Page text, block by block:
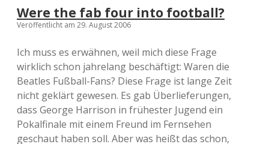
Were the fab four into football?
Veröffentlicht am 29. August 2006
Ich muss es erwähnen, weil mich diese Frage
wirklich schon jahrelang beschäftigt: Waren die
Beatles Fußball-Fans? Diese Frage ist lange Zeit
nicht geklärt gewesen. Es gab Überlieferungen,
dass George Harrison in frühester Jugend ein
Pokalfinale mit einem Freund im Fernsehen
geschaut haben soll. Aber was heißt das schon,